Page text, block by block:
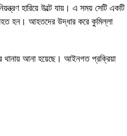
হারিয়ে উল্টে যায়। এ সময় সেটি একটি
হন। আহতদের উদ্ধার করে কুমিল্লা
থানায় আনা হয়েছে। আইনগত প্রক্রিয়া